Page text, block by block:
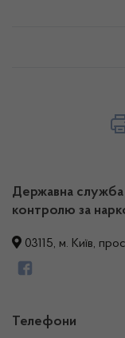
Державна служба
контролю за
03115, м. Київ,
Телефони